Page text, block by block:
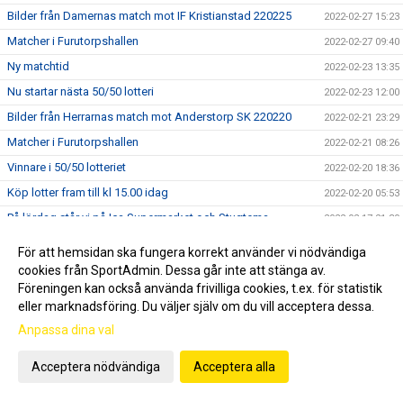
Bilder från Damernas match mot IF Kristianstad 220225 2022-02-27 15:23
Matcher i Furutorpshallen 2022-02-27 09:40
Ny matchtid 2022-02-23 13:35
Nu startar nästa 50/50 lotteri 2022-02-23 12:00
Bilder från Herrarnas match mot Anderstorp SK 220220 2022-02-21 23:29
Matcher i Furutorpshallen 2022-02-21 08:26
Vinnare i 50/50 lotteriet 2022-02-20 18:36
Köp lotter fram till kl 15.00 idag 2022-02-20 05:53
På lördag står vi på Ica Supermarket och Stugtema 2022-02-17 21:30
Bilder från Damernas match mot Helsingborg HK 220211
Dagens vinnare i 50/50 lotteriet 2022-02-12 16:47
Vinslövs HK behöver en seger när OV Helsingborg kommer
För att hemsidan ska fungera korrekt använder vi nödvändiga
cookies från SportAdmin. Dessa går inte att stänga av.
Föreningen kan också använda frivilliga cookies, t.ex. för statistik
eller marknadsföring. Du väljer själv om du vill acceptera dessa.
Anpassa dina val
Acceptera nödvändiga Acceptera alla